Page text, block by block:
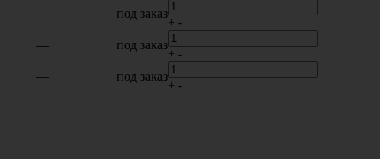
— под заказ
+ -
— под заказ
+ -
— под заказ
+ -